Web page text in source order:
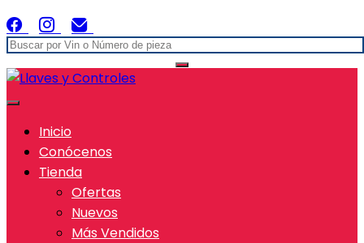
Inicio
Conócenos
Tienda
Ofertas
Nuevos
Más Vendidos